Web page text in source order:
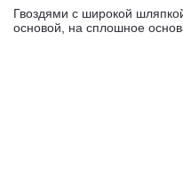
Гвоздями с широкой
основой, на сплошное